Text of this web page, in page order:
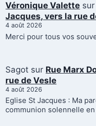
Véronique Valette sur
Jacques, vers la rue
4 août 2026
Merci pour tous vos
Sagot sur Rue Marx
rue de Vesle
4 août 2026
Eglise St Jacques : Ma
communion solennelle en